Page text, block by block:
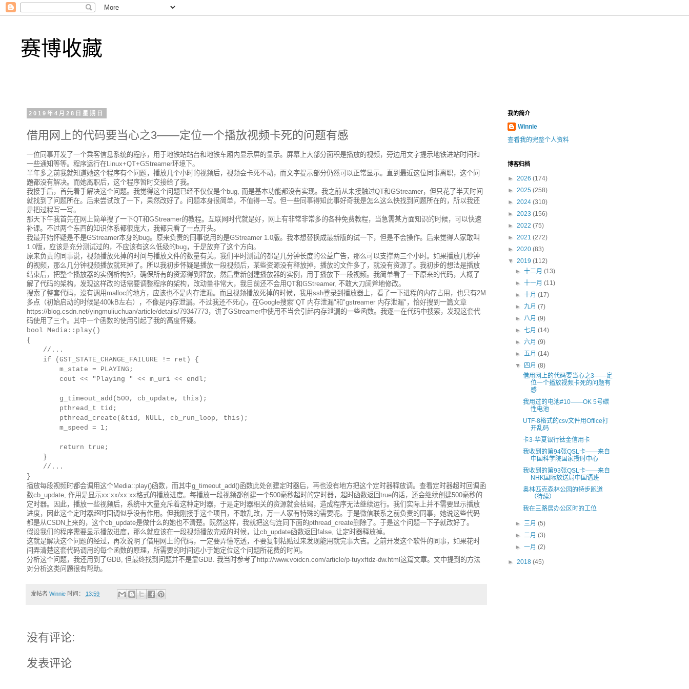
赛博收藏
2019年4月28日星期日
借用网上的代码要当心之3——定位一个播放视频卡死的问题有感
一位同事开发了一个乘客信息系统的程序，用于地铁站站台和地铁车厢内显示屏的显示。屏幕上大部分面积是播放的视频，旁边用文字提示地铁进站时间和
一些通知等等。程序运行在Linux+QT+GStreamer环境下。
半年多之前我就知道她这个程序有个问题，播放几个小时的视频后，视频会卡死不动，而文字提示部分仍然可以正常显示。直到最近这位同事离职，这个问
题都没有解决。而她离职后，这个程序暂时交接给了我。
我接手后，首先着手解决这个问题。我觉得这个问题已经不仅仅是个bug, 而是基本功能都没有实现。我之前从未接触过QT和GStreamer，但只花了半天时间
就找到了问题所在。后来尝试改了一下，果然改好了。问题本身很简单，不值得一写。但一些同事得知此事好奇我是怎么这么快找到问题所在的，所以我还
是把过程写一写。
那天下午我首先在网上简单搜了一下QT和GStreamer的教程。互联网时代就是好，网上有非常非常多的各种免费教程，当急需某方面知识的时候，可以快速
补课。不过两个东西的知识体系都很庞大，我都只看了一点开头。
我最开始怀疑是不是GStreamer本身的bug。原来负责的同事说用的是GStreamer 1.0版。我本想替换成最新版的试一下，但是不会操作。后来觉得人家敢叫
1.0版，应该是充分测试过的，不应该有这么低级的bug，于是放弃了这个方向。
原来负责的同事说，视频播放死掉的时间与播放文件的数量有关。我们平时测试的都是几分钟长度的公益广告，那么可以支撑两三个小时。如果播放几秒钟
的视频，那么几分钟视频播放就死掉了。所以我初步怀疑是播放一段视频后，某些资源没有释放掉，播放的文件多了，就没有资源了。我初步的想法是播放
结束后，把整个播放器的实例析构掉，确保所有的资源得到释放，然后重新创建播放器的实例，用于播放下一段视频。我简单看了一下原来的代码，大概了
解了代码的架构，发现这样改的话需要调整程序的架构，改动量非常大，我目前还不会用QT和GStreamer, 不敢大刀阔斧地修改。
搜索了整套代码，没有调用malloc的地方，应该也不是内存泄漏。而且视频播放死掉的时候，我用ssh登录到播放器上，看了一下进程的内存占用，也只有2M
多点（初始启动的时候是400kB左右），不像是内存泄漏。不过我还不死心，在Google搜索"QT 内存泄漏"和"gstreamer 内存泄漏"，恰好搜到一篇文章
https://blog.csdn.net/yingmuliuchuan/article/details/79347773，讲了GStreamer中使用不当会引起内存泄漏的一些函数。我逐一在代码中搜索，发现这套代
码使用了三个。其中一个函数的使用引起了我的高度怀疑。
bool Media::play()
{
//...
if (GST_STATE_CHANGE_FAILURE != ret) {
m_state = PLAYING;
cout << "Playing " << m_uri << endl;
g_timeout_add(500, cb_update, this);
pthread_t tid;
pthread_create(&tid, NULL, cb_run_loop, this);
m_speed = 1;
return true;
}
//...
}
播放每段视频时都会调用这个Media::play()函数，而其中g_timeout_add()函数此处创建定时器后，再也没有地方把这个定时器释放调。查看定时器超时回调函
数cb_update, 作用是显示xx:xx/xx:xx格式的播放进度。每播放一段视频都创建一个500毫秒超时的定时器，超时函数返回true的话，还会继续创建500毫秒的
定时器。因此，播放一些视频后，系统中大量充斥着这种定时器，于是定时器相关的资源就会枯竭，造成程序无法继续运行。我们实际上并不需要显示播放
进度，因此这个定时器超时回调似乎没有作用。但我刚接手这个项目，不敢乱改，万一人家有特殊的需要呢。于是微信联系之前负责的同事，她说这些代码
都是从CSDN上来的，这个cb_update是做什么的她也不清楚。既然这样，我就把这句连同下面的pthread_create删除了。于是这个问题一下子就改好了。
假设我们的程序需要显示播放进度，那么就应该在一段视频播放完成的时候，让cb_update函数返回false, 让定时器释放掉。
这就是解决这个问题的经过，再次说明了借用网上的代码，一定要弄懂吃透，不要复制粘贴过来发现能用就完事大吉。之前开发这个软件的同事，如果花时
间弄清楚这套代码调用的每个函数的原理，所需要的时间远小于她定位这个问题所花费的时间。
分析这个问题，我还用到了GDB, 但最终找到问题并不是靠GDB. 我当时参考了http://www.voidcn.com/article/p-tuyxftdz-dw.html这篇文章。文中提到的方法
对分析这类问题很有帮助。
发帖者 Winnie 时间： 13:59
没有评论:
发表评论
我的简介
Winnie
查看我的完整个人资料
博客归档
► 2026 (174)
► 2025 (258)
► 2024 (310)
► 2023 (156)
► 2022 (75)
► 2021 (272)
► 2020 (83)
▼ 2019 (112)
►十二月(13)
►十一月(11)
►十月(17)
► 九月(7)
►八月(9)
►七月(14)
►六月(9)
►五月(14)
▼
四月(8)
借用网上的代码要当心之3——定
位一个播放视频卡死的问题有
感
我用过的电池#10——OK 5号碳
性电池
UTF-8格式的csv文件用Office打
开乱码
卡3-华夏银行钛金信用卡
我收到的第94张QSL卡——来自
中国科学院国家授时中心
我收到的第93张QSL卡——来自
NHK国际放送局中国语班
奥林匹克森林公园的特步跑道
（待续）
我在三路居办公区时的工位
►三月(5)
►二月(3)
►一月(2)
► 2018 (45)